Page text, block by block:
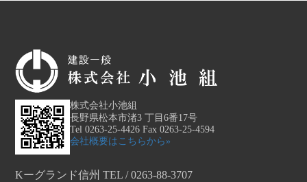
株式会社小池組
長野県松本市渚3 丁目6番17号
Tel 0263-25-4426 Fax 0263-25-4594
会社概要はこちらから»
Kーグランド信州 TEL / 0263-88-3707